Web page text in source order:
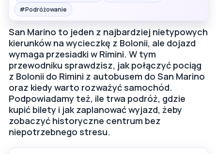
#Podróżowanie
San Marino to jeden z najbardziej nietypowych
kierunków na wycieczkę z Bolonii, ale dojazd
wymaga przesiadki w Rimini. W tym
przewodniku sprawdzisz, jak połączyć pociąg
z Bolonii do Rimini z autobusem do San Marino
oraz kiedy warto rozważyć samochód.
Podpowiadamy też, ile trwa podróż, gdzie
kupić bilety i jak zaplanować wyjazd, żeby
zobaczyć historyczne centrum bez
niepotrzebnego stresu.